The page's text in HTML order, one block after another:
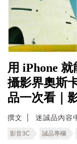
用 iPhone
攝影界奧斯
品一次看｜
撰文 迷誠品內容
影音3C 誠品專欄